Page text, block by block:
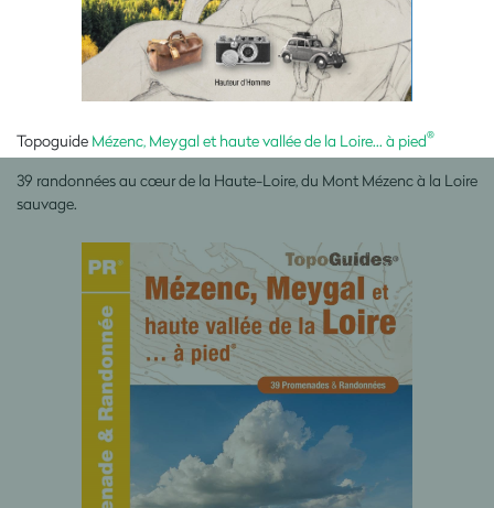
Topoguide Mézenc, Meygal et haute vallée de la Loire... à pied®
39 randonnées au cœur de la Haute-Loire, du Mont Mézenc à la Loire
sauvage.